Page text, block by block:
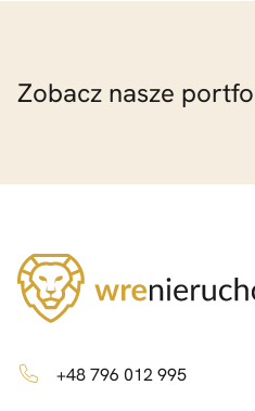
Zobacz nasze
+48 796 012 995